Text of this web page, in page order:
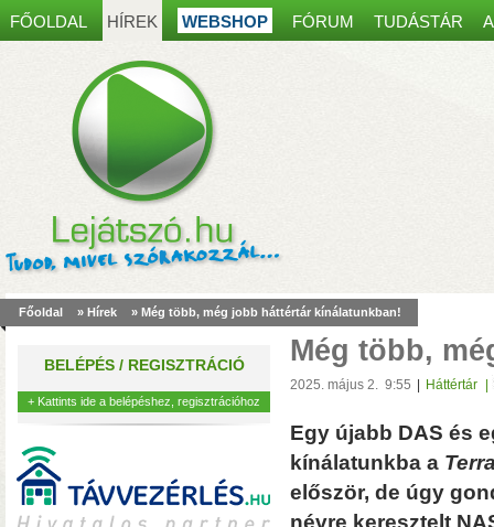
FŐOLDAL HÍREK WEBSHOP FÓRUM TUDÁSTÁR
most30 000 Ft
akár 8 mobiltelefonon,
működés, egy régi
kábelei is elegendőek
Főoldal » Hírek » Még több, még jobb háttértár kínálatunkban!
Még több,
2025. május 2. 9:55 Háttértár
Egy újabb DAS és
kínálatunkba a
először, de úgy
névre keresztelt
BELÉPÉS / REGISZTRÁCIÓ
+ Kattints ide a belépéshez, regisztrációhoz